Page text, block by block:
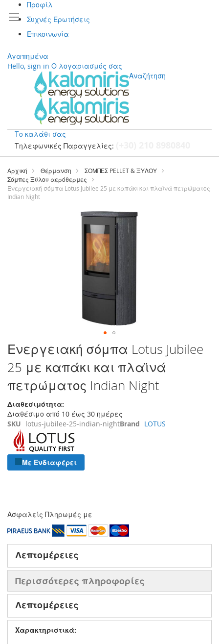
Προφίλ
Συχνές Ερωτήσεις
Επικοινωνία
Αγαπημένα
Hello, sign in Ο λογαριασμός σας
Αναζήτηση
Το καλάθι σας
Τηλεφωνικές Παραγγελίες:
Μετάβαση
περιεχόμενο
Αρχική Θέρμανση
ΣΟΜΠΕΣ PELLET & ΞΥΛΟΥ
Σόμπες Ξύλου αερόθερμες
Ενεργειακή σόμπα Lotus Jubilee 25 με καπάκι και πλαϊνά πετρώματος
Indian Night
Μετάβαση
στην
αρχή
της
συλλογής
εικόνων
Ενεργειακή σόμπα Lotus Jubilee
25 με καπάκι και πλαϊνά
πετρώματος Indian Night
Διαθεσιμότητα:
Διαθέσιμο από 10 έως 30 ημέρες
SKU lotus-jubilee-25-indian-nightBrand LOTUS
Με Ενδιαφέρει
Ασφαλείς Πληρωμές με
Λεπτομέρειες
Περισσότερες πληροφορίες
Λεπτομέρειες
Χαρακτηριστικά: